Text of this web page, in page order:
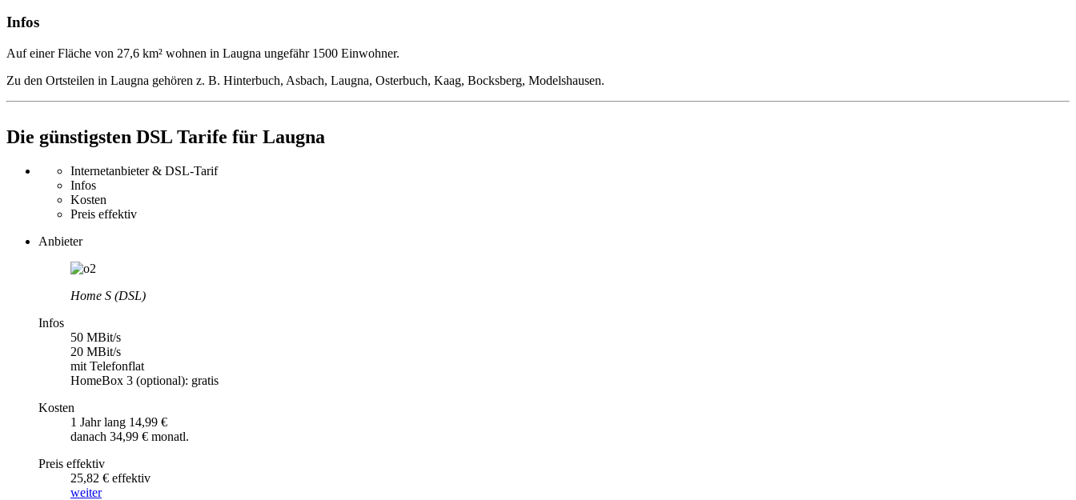
Infos
Auf einer Fläche von 27,6 km² wohnen in Laugna ungefähr 1500 Einwohner.
Zu den Ortsteilen in Laugna gehören z. B. Hinterbuch, Asbach, Laugna, Osterbuch, Kaag, Bocksberg, Modelshausen.
Die günstigsten DSL Tarife für Laugna
Internetanbieter & DSL-Tarif
Infos
Kosten
Preis effektiv
Anbieter
Home S (DSL)
Infos
50 MBit/s
20 MBit/s
mit Telefonflat
HomeBox 3 (optional): gratis
Kosten
1 Jahr lang 14,99 €
danach 34,99 € monatl.
Preis effektiv
25,82 € effektiv
weiter